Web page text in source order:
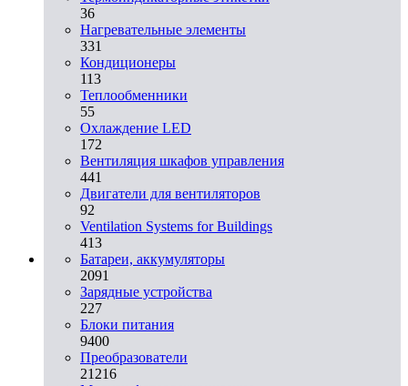
36
Нагревательные элементы
331
Кондиционеры
113
Теплообменники
55
Охлаждение LED
172
Вентиляция шкафов управления
441
Двигатели для вентиляторов
92
Ventilation Systems for Buildings
413
Батареи, аккумуляторы
2091
Зарядные устройства
227
Блоки питания
9400
Преобразователи
21216